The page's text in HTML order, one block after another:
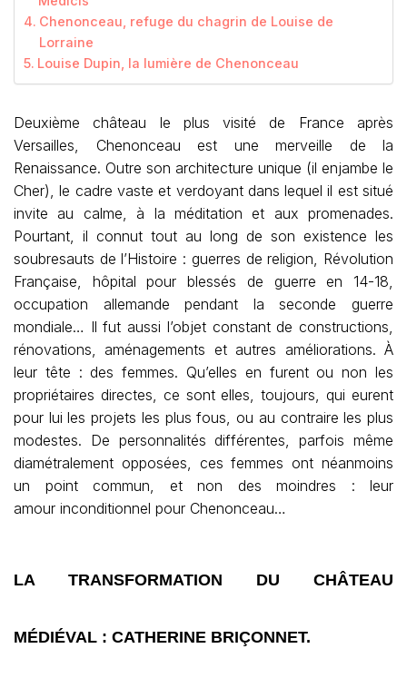
Chenonceau, refuge du chagrin de Louise de
Lorraine
Louise Dupin, la lumière de Chenonceau
Deuxième château le plus visité de France après
Versailles, Chenonceau est une merveille de la
Renaissance. Outre son architecture unique (il enjambe le
Cher), le cadre vaste et verdoyant dans lequel il est situé
invite au calme, à la méditation et aux promenades.
Pourtant, il connut tout au long de son existence les
soubresauts de l’Histoire : guerres de religion, Révolution
Française, hôpital pour blessés de guerre en 14-18,
occupation allemande pendant la seconde guerre
mondiale… Il fut aussi l’objet constant de constructions,
rénovations, aménagements et autres améliorations. À
leur tête : des femmes. Qu’elles en furent ou non les
propriétaires directes, ce sont elles, toujours, qui eurent
pour lui les projets les plus fous, ou au contraire les plus
modestes. De personnalités différentes, parfois même
diamétralement opposées, ces femmes ont néanmoins
un point commun, et non des moindres : leur
amour inconditionnel pour Chenonceau…
LA TRANSFORMATION DU CHÂTEAU
MÉDIÉVAL : CATHERINE BRIÇONNET.